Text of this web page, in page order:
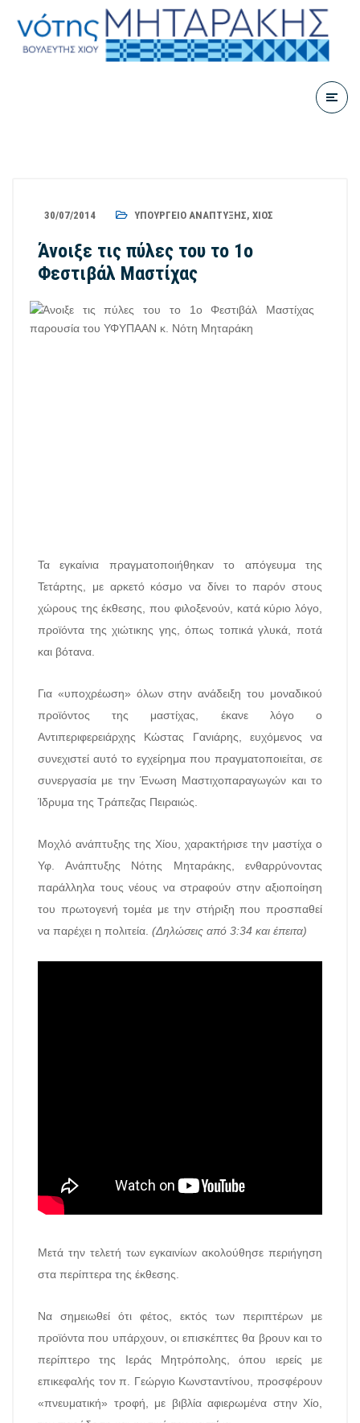
30/07/2014 ΥΠΟΥΡΓΕΊΟ ΑΝΆΠΤΥΞΗΣ, ΧΊΟΣ
Άνοιξε τις πύλες του το 1ο
Φεστιβάλ Μαστίχας
Τα εγκαίνια πραγματοποιήθηκαν το απόγευμα της
Τετάρτης, με αρκετό κόσμο να δίνει το παρόν στους
χώρους της έκθεσης, που φιλοξενούν, κατά κύριο λόγο,
προϊόντα της χιώτικης γης, όπως τοπικά γλυκά, ποτά
και βότανα.
Για «υποχρέωση» όλων στην ανάδειξη του μοναδικού
προϊόντος της μαστίχας, έκανε λόγο ο
Αντιπεριφερειάρχης Κώστας Γανιάρης, ευχόμενος να
συνεχιστεί αυτό το εγχείρημα που πραγματοποιείται, σε
συνεργασία με την Ένωση Μαστιχοπαραγωγών και το
Ίδρυμα της Τράπεζας Πειραιώς.
Μοχλό ανάπτυξης της Χίου, χαρακτήρισε την μαστίχα ο
Υφ. Ανάπτυξης Νότης Μηταράκης, ενθαρρύνοντας
παράλληλα τους νέους να στραφούν στην αξιοποίηση
του πρωτογενή τομέα με την στήριξη που προσπαθεί
να παρέχει η πολιτεία. (Δηλώσεις από 3:34 και έπειτα)
Μετά την τελετή των εγκαινίων ακολούθησε περιήγηση
στα περίπτερα της έκθεσης.
Να σημειωθεί ότι φέτος, εκτός των περιπτέρων με
προϊόντα που υπάρχουν, οι επισκέπτες θα βρουν και το
περίπτερο της Ιεράς Μητρόπολης, όπου ιερείς με
επικεφαλής τον π. Γεώργιο Κωνσταντίνου, προσφέρουν
«πνευματική» τροφή, με βιβλία αφιερωμένα στην Χίο,